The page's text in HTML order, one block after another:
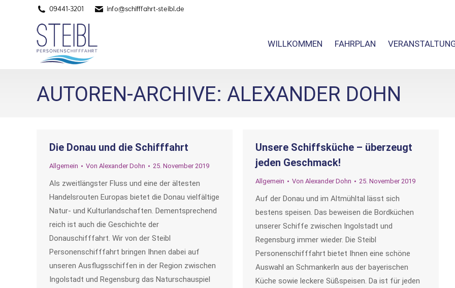
09441-3201 info@schifffahrt-steibl.de
WILLKOMMEN FAHRPLAN
AUTOREN-ARCHIVE: ALEXANDER DOHN
Die Donau und die Schifffahrt
Allgemein Von Alexander Dohn 25. November 2019
Als zweitlängster Fluss und eine der ältesten
Handelsrouten Europas bietet die Donau vielfältige
Natur- und Kulturlandschaften. Dementsprechend
reich ist auch die Geschichte der
Donauschifffahrt. Wir von der Steibl
Personenschifffahrt bringen Ihnen dabei auf
unseren Ausflugsschiffen in der Region zwischen
Ingolstadt und Regensburg das Naturschauspiel
Unsere Schiffsküche – überzeugt
jeden Geschmack!
Allgemein Von Alexander Dohn 25. November 2019
Auf der Donau und im Altmühltal lässt sich
bestens speisen. Das beweisen die Bordküchen
unserer Schiffe zwischen Ingolstadt und
Regensburg immer wieder. Die Steibl
Personenschifffahrt bietet Ihnen eine schöne
Auswahl an Schmankerln aus der bayerischen
Küche sowie leckere Süßspeisen. Da ist für jeden